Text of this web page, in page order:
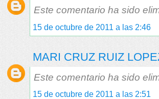
Este comentario ha sido
15 de octubre de 2011 a las 2:46
MARI CRUZ RUIZ
Este comentario ha sido
15 de octubre de 2011 a las 2:51